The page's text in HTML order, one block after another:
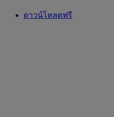
ดาวน์โหลดฟรี